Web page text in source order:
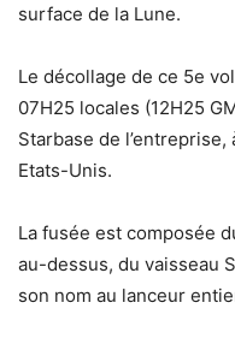
surface de la Lune.
Le décollage de ce 5e
07H25 locales (12H25
Starbase de l’entreprise,
Etats-Unis.
La fusée est composée
au-dessus, du vaisseau
son nom au lanceur